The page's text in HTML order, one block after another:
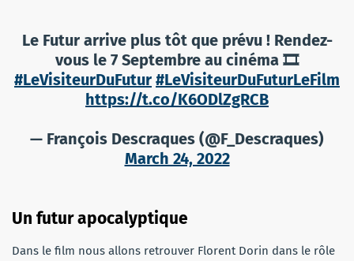
Le Futur arrive plus tôt que prévu ! Rendez-
vous le 7 Septembre au cinéma 🎞
#LeVisiteurDuFutur #LeVisiteurDuFuturLeFilm
https://t.co/K6ODlZgRCB
— François Descraques (@F_Descraques)
March 24, 2022
Un futur apocalyptique
Dans le film nous allons retrouver Florent Dorin dans le rôle